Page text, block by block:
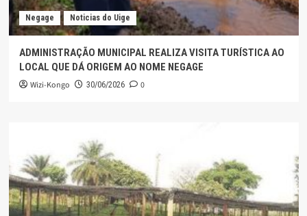
Negage Noticias do Uige
ADMINISTRAÇÃO MUNICIPAL REALIZA VISITA TURÍSTICA AO
LOCAL QUE DÁ ORIGEM AO NOME NEGAGE
Wizi-Kongo 30/06/2026 0